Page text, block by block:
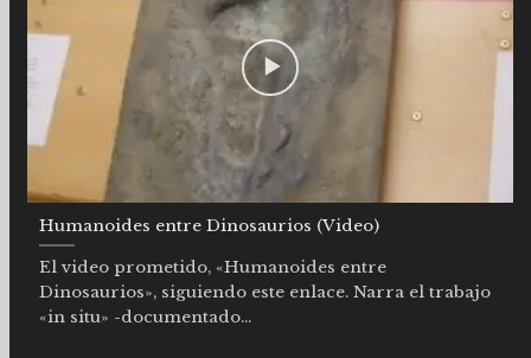
Humanoides entre Dinosaurios (Video)
El video prometido, «Humanoides entre
Dinosaurios», siguiendo este enlace. Narra el trabajo
«in situ» -documentado...